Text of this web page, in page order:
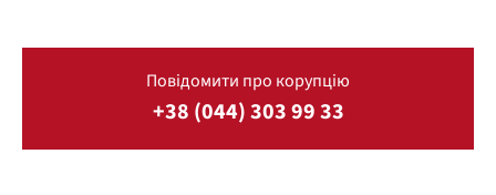
Повідомити про корупцію
+38 (044) 303 99 33